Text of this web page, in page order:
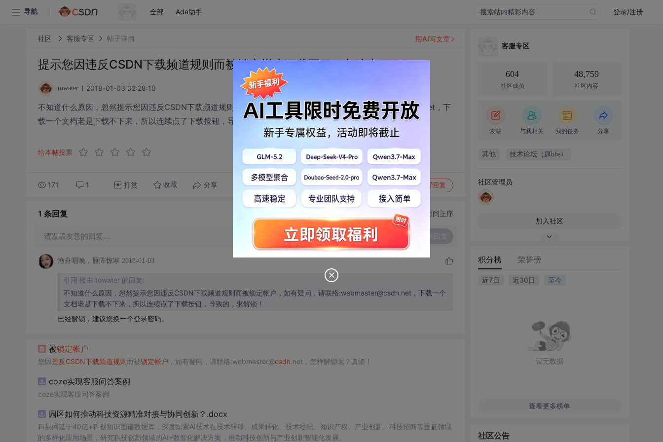
导航 全部 Ada助手 登录/注册
社区 客服专区 帖子详情
提示您因违反CSDN下载频道规则而被锁定帐户下载不了，怎么办
towater 2018-01-03 02:28:10
不知道什么原因，忽然提示您因违反CSDN下载频道规则而被锁定帐户，如有疑问，请联络:webmaster@csdn.net，下
载一个文档老是下载不下来，所以连续点了下载按钮，导致的，求解锁！
给本帖投票
171 1 打赏 收藏 分享 转发到动态 举报 写回复
用AI写文章
1 条回复 切换为时间正序
请发表友善的回复…
渔舟唱晚，雁阵惊寒 2018-01-03
引用 楼主 towater 的回复:
不知道什么原因，忽然提示您因违反CSDN下载频道规则而被锁定帐户，如有疑问，请联络:webmaster@csdn.net，下载一个
文档老是下载不下来，所以连续点了下载按钮，导致的，求解锁！
已经解锁，建议您换一个登录密码。
被锁定帐户
您因违反CSDN下载频道规则而被锁定帐户 ，如有疑问，请联络:webmaster@csdn .net，怎样解锁呢？真烦！
coze实现客服问答案例
coze实现客服问答案例
园区如何推动科技资源精准对接与协同创新？.docx
科易网基于40亿+科创知识图谱数据库，深度探索AI技术在技术转移、成果转化、技术经纪、知识产权、产业创新、科技招商等垂直领域
的多样化应用场景，研究科技创新领域的AI+数智化解决方案，推动科技创新与产业创新智能化发展。
客服专区
604
社区成员
48,759
社区内容
发帖 与我相关 我的任务 分享
其他 技术论坛（原bbs）
社区管理员
加入社区
积分榜 荣誉榜
近7日 近30日 至今
暂无数据
查看更多榜单
社区公告